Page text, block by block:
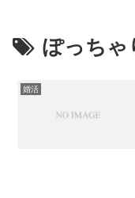
ぽっち
婚活